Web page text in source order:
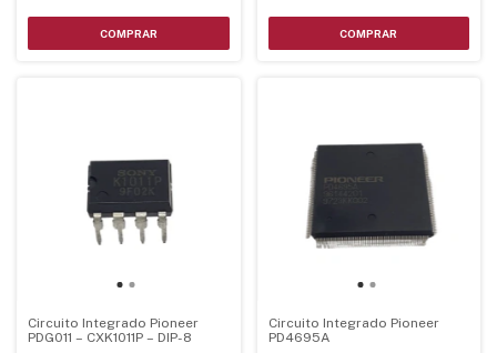
Circuito Integrado Pioneer
PDG011 – CXK1011P – DIP-8
Circuito Integrado Pioneer
PD4695A